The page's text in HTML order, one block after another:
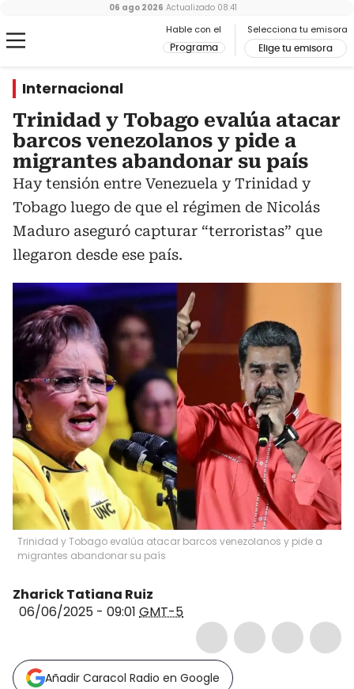
Hable con el
Programa
Selecciona tu emisora
Elige tu emisora
06 ago 2026 Actualizado 08:41
Internacional
Trinidad y Tobago evalúa atacar
barcos venezolanos y pide a
migrantes abandonar su país
Hay tensión entre Venezuela y Trinidad y
Tobago luego de que el régimen de Nicolás
Maduro aseguró capturar “terroristas” que
llegaron desde ese país.
Trinidad y Tobago evalúa atacar barcos venezolanos y pide a
migrantes abandonar su país
Zharick Tatiana Ruiz
06/06/2025 - 09:01 GMT-5
Añadir Caracol Radio en Google